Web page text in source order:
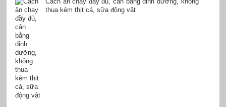
thua kém thịt cá, sữa động vật